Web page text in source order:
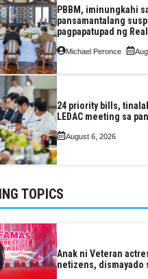
PBBM, iminungkahi
pansamantalang
pagpapatupad ng
Valuation and
Michael Peronce
24 priority bills,
LEDAC meeting sa
August 6, 2026
TOPICS
Anak ni Veteran
netizens, dismayado